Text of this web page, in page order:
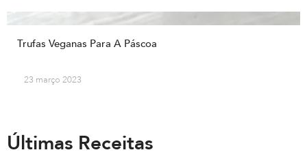
Trufas Veganas Para A Páscoa
23 março 2023
Últimas Receitas